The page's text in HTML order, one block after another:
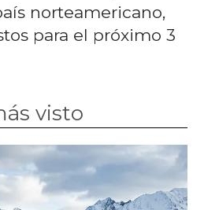
norteamericano,
para el próximo 3
visto